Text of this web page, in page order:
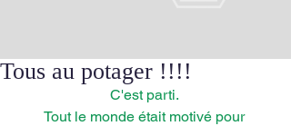
Tous au potager !!!!
C'est parti.
Tout le monde était motivé pour